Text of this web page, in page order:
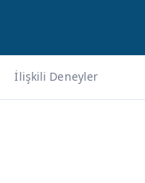
İlişkili Deneyler